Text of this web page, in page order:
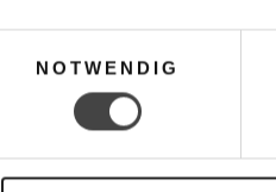
NOTWENDIG